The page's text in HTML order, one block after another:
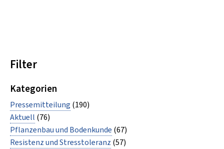
Filter
Kategorien
Pressemitteilung (190)
Aktuell (76)
Pflanzenbau und Bodenkunde (67)
Resistenz und Stresstoleranz (57)